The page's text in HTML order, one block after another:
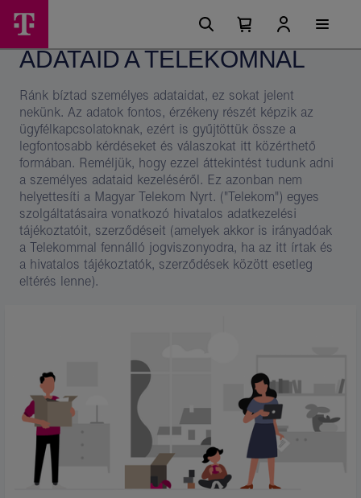
Adataid
Telekomnál
Magyar
Telekom
csoport
Főmenü
lehetőségek
Kosárban
elemek
száma
Kosár
ADATAID A TELEKOMNÁL
Ránk bíztad személyes adataidat, ez sokat jelent
nekünk. Az adatok fontos, érzékeny részét képzik az
ügyfélkapcsolatoknak, ezért is gyűjtöttük össze a
legfontosabb kérdéseket és válaszokat itt közérthető
formában. Reméljük, hogy ezzel áttekintést tudunk adni
a személyes adataid kezeléséről. Ez azonban nem
helyettesíti a Magyar Telekom Nyrt. ("Telekom") egyes
szolgáltatásaira vonatkozó hivatalos adatkezelési
tájékoztatóit, szerződéseit (amelyek akkor is irányadóak
a Telekommal fennálló jogviszonyodra, ha az itt írtak és
a hivatalos tájékoztatók, szerződések között esetleg
eltérés lenne).